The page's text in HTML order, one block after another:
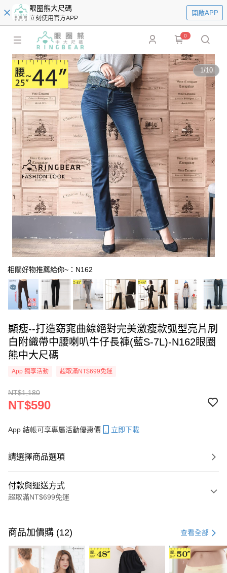
眼圈熊大尺碼
立刻使用官方APP
開啟APP
0
1/10
相關好物推薦給你~：N162
顯瘦--打造窈窕曲線絕對完美激瘦款弧型亮片刷
白附織帶中腰喇叭牛仔長褲(藍S-7L)-N162眼圈
熊中大尺碼
App 獨享活動 超取滿NT$699免運
NT$1,180
NT$590
App 結帳可享專屬活動優惠價 立即下載
請選擇商品選項
付款與運送方式
超取滿NT$699免運
信用卡一次付款
超商取貨付款
LINE Pay
商品加價購 (12) 查看全部